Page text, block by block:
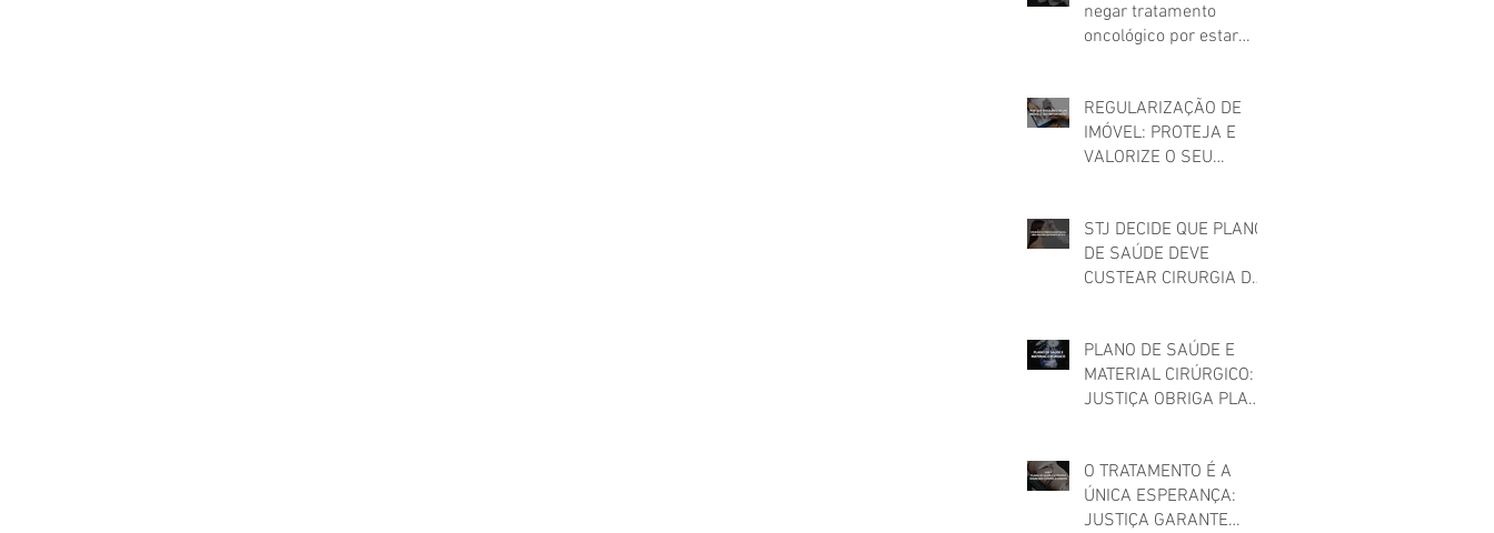
negar tratamento
oncológico por estar
REGULARIZAÇÃO DE
IMÓVEL: PROTEJA E
VALORIZE O SEU
STJ DECIDE QUE PLANO
DE SAÚDE DEVE
CUSTEAR CIRURGIA DE
PLANO DE SAÚDE E
MATERIAL CIRÚRGICO:
JUSTIÇA OBRIGA PLANO
EM CIRURGIA
O TRATAMENTO É A
ÚNICA ESPERANÇA:
JUSTIÇA GARANTE